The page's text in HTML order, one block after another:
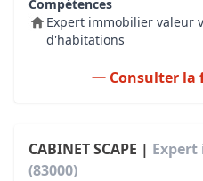
Compétences
Expert immobilier valeur
d'habitations
Consulter la
CABINET SCAPE | Expert
(83000)